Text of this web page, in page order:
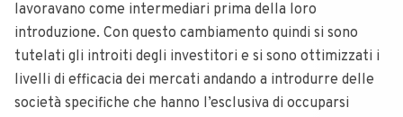
lavoravano come intermediari prima della loro
introduzione. Con questo cambiamento quindi si sono
tutelati gli introiti degli investitori e si sono ottimizzati i
livelli di efficacia dei mercati andando a introdurre delle
società specifiche che hanno l’esclusiva di occuparsi